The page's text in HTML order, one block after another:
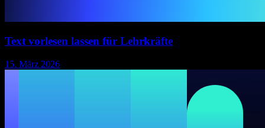
Text vorlesen lassen für Lehrkräfte
15. März 2026